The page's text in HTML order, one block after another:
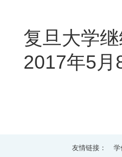
复旦大学
2017年5 月
友情链接： 学